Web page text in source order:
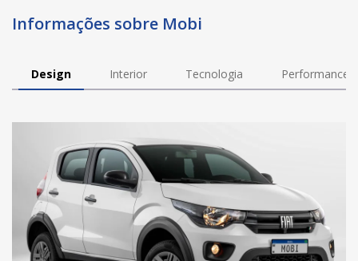
Informações sobre Mobi
Design Interior Tecnologia Performance